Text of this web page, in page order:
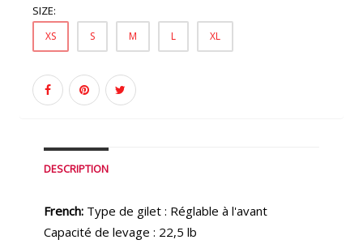
SIZE:
XS S M L XL
DESCRIPTION
French:Type de gilet : Réglable à l'avant
Capacité de levage : 22,5 lb